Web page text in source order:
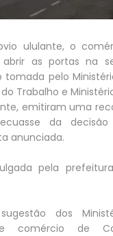
ululante, o
as portas na
pelo
Trabalho e
emitiram uma
da
anunciada.
pela
dos
comércio de